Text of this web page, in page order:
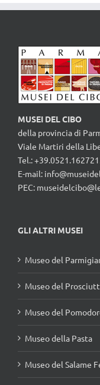
MUSEI DEL CIBO
della provincia di
Viale Martiri della
Tel.:
E-mail:
PEC:
GLI ALTRI MUSEI
Museo del
Museo del
Museo del
Museo della Pasta
Museo del Salame